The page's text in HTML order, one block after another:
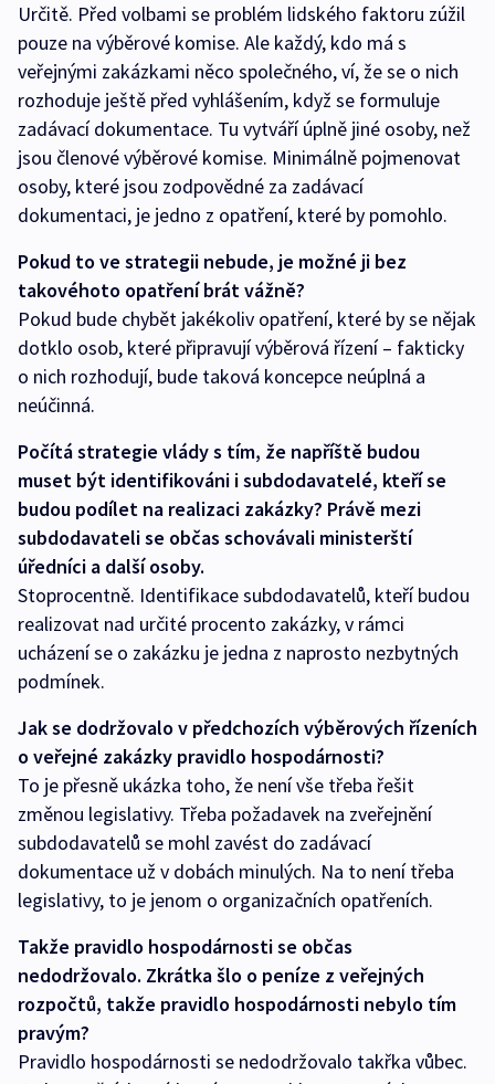
Určitě. Před volbami se problém lidského faktoru zúžil
pouze na výběrové komise. Ale každý, kdo má s
veřejnými zakázkami něco společného, ví, že se o nich
rozhoduje ještě před vyhlášením, když se formuluje
zadávací dokumentace. Tu vytváří úplně jiné osoby, než
jsou členové výběrové komise. Minimálně pojmenovat
osoby, které jsou zodpovědné za zadávací
dokumentaci, je jedno z opatření, které by pomohlo.
Pokud to ve strategii nebude, je možné ji bez
takovéhoto opatření brát vážně?
Pokud bude chybět jakékoliv opatření, které by se nějak
dotklo osob, které připravují výběrová řízení – fakticky
o nich rozhodují, bude taková koncepce neúplná a
neúčinná.
Počítá strategie vlády s tím, že napříště budou
muset být identifikováni i subdodavatelé, kteří se
budou podílet na realizaci zakázky? Právě mezi
subdodavateli se občas schovávali ministerští
úředníci a další osoby.
Stoprocentně. Identifikace subdodavatelů, kteří budou
realizovat nad určité procento zakázky, v rámci
ucházení se o zakázku je jedna z naprosto nezbytných
podmínek.
Jak se dodržovalo v předchozích výběrových řízeních
o veřejné zakázky pravidlo hospodárnosti?
To je přesně ukázka toho, že není vše třeba řešit
změnou legislativy. Třeba požadavek na zveřejnění
subdodavatelů se mohl zavést do zadávací
dokumentace už v dobách minulých. Na to není třeba
legislativy, to je jenom o organizačních opatřeních.
Takže pravidlo hospodárnosti se občas
nedodržovalo. Zkrátka šlo o peníze z veřejných
rozpočtů, takže pravidlo hospodárnosti nebylo tím
pravým?
Pravidlo hospodárnosti se nedodržovalo takřka vůbec.